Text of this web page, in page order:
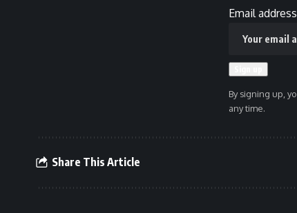
Email
By signing up,
any time.
Share This Article